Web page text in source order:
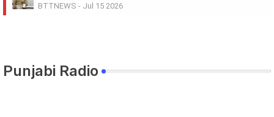
BTTNEWS - Jul 15 2026
11 ਜੂਨ ਦੇ ਗੰਭੀਰਪੁਰ ਸਿੱਖਿਆ ਮੰਤਰੀ ਪੰਜਾਬ ਦੇ ਪਿੰਡ ਧਰਨੇ ਸੰਬੰਧੀ
Punjabi Radio